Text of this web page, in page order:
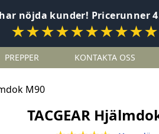
nöjda kunder! Pricerunner
★★★★★★★★★★
PREPPER KONTAKTA OSS
M90
TACGEAR